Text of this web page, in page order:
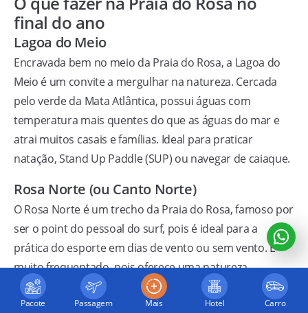
final do ano
Lagoa do Meio
Encravada bem no meio da Praia do Rosa, a Lagoa do
Meio é um convite a mergulhar na natureza. Cercada
pelo verde da Mata Atlântica, possui águas com
temperatura mais quentes do que as águas do mar e
atrai muitos casais e famílias. Ideal para praticar
natação, Stand Up Paddle (SUP) ou navegar de caiaque.
Rosa Norte (ou Canto Norte)
O Rosa Norte é um trecho da Praia do Rosa, famoso por
ser o point do pessoal do surf, pois é ideal para a
prática do esporte em dias de vento ou sem vento. É
muito frequentado, pois oferece uma natureza
exuberante e trilha que leva à Praia Vermelha e a uma
piscina natural.
Pacote Passagem Hotel Carro
Mais